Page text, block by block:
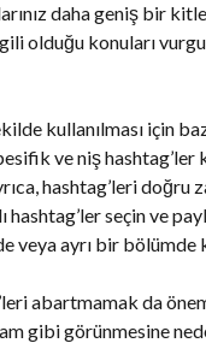
daha geniş bir
olduğu konuları
kullanılması için
ve niş
hashtag’leri
seçin ve
veya ayrı bir
abartmamak da
gibi görünmesine